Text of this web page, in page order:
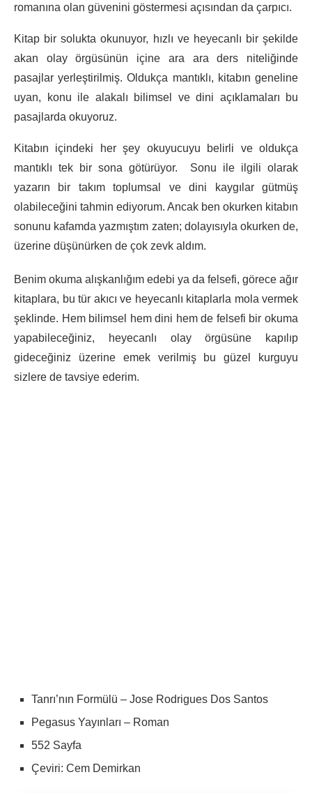
romanına olan güvenini göstermesi açısından da çarpıcı.
Kitap bir solukta okunuyor, hızlı ve heyecanlı bir şekilde
akan olay örgüsünün içine ara ara ders niteliğinde
pasajlar yerleştirilmiş. Oldukça mantıklı, kitabın geneline
uyan, konu ile alakalı bilimsel ve dini açıklamaları bu
pasajlarda okuyoruz.
Kitabın içindeki her şey okuyucuyu belirli ve oldukça
mantıklı tek bir sona götürüyor. Sonu ile ilgili olarak
yazarın bir takım toplumsal ve dini kaygılar gütmüş
olabileceğini tahmin ediyorum. Ancak ben okurken kitabın
sonunu kafamda yazmıştım zaten; dolayısıyla okurken de,
üzerine düşünürken de çok zevk aldım.
Benim okuma alışkanlığım edebi ya da felsefi, görece ağır
kitaplara, bu tür akıcı ve heyecanlı kitaplarla mola vermek
şeklinde. Hem bilimsel hem dini hem de felsefi bir okuma
yapabileceğiniz, heyecanlı olay örgüsüne kapılıp
gideceğiniz üzerine emek verilmiş bu güzel kurguyu
sizlere de tavsiye ederim.
Tanrı’nın Formülü – Jose Rodrigues Dos Santos
Pegasus Yayınları – Roman
552 Sayfa
Çeviri: Cem Demirkan